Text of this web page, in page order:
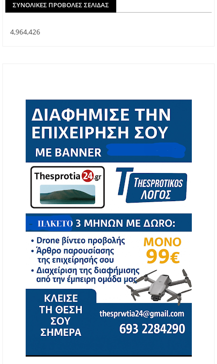
ΣΥΝΟΛΙΚΈΣ ΠΡΟΒΟΛΈΣ ΣΕΛΊΔΑΣ
4,964,426